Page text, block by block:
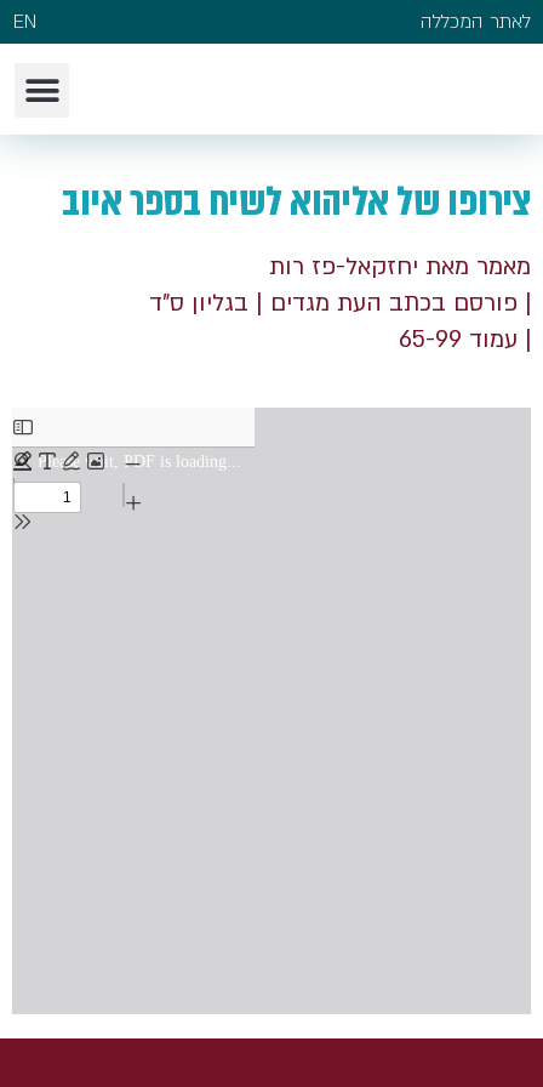
לאתר המכללה EN
צירופו של אליהוא לשיח בספר איוב
מאמר מאת יחזקאל-פז רות
| פורסם בכתב העת מגדים | בגליון ס"ד
| עמוד 65-99